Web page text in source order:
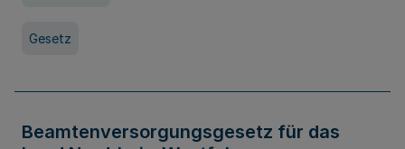
Gesetz
Beamtenversorgungsgesetz für das